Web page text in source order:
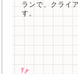
ランで、クライ
す。